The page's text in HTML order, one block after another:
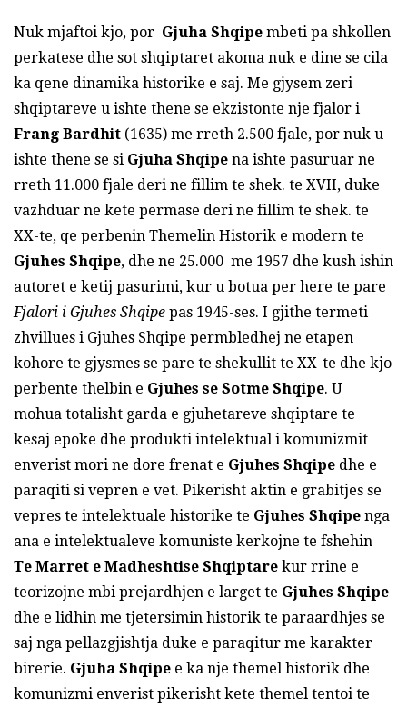
Nuk mjaftoi kjo, por Gjuha Shqipe mbeti pa shkollen
perkatese dhe sot shqiptaret akoma nuk e dine se cila
ka qene dinamika historike e saj. Me gjysem zeri
shqiptareve u ishte thene se ekzistonte nje fjalor i
Frang Bardhit (1635) me rreth 2.500 fjale, por nuk u
ishte thene se si Gjuha Shqipe na ishte pasuruar ne
rreth 11.000 fjale deri ne fillim te shek. te XVII, duke
vazhduar ne kete permase deri ne fillim te shek. te
XX-te, qe perbenin Themelin Historik e modern te
Gjuhes Shqipe, dhe ne 25.000 me 1957 dhe kush ishin
autoret e ketij pasurimi, kur u botua per here te pare
Fjalori i Gjuhes Shqipe pas 1945-ses. I gjithe termeti
zhvillues i Gjuhes Shqipe permbledhej ne etapen
kohore te gjysmes se pare te shekullit te XX-te dhe kjo
perbente thelbin e Gjuhes se Sotme Shqipe. U
mohua totalisht garda e gjuhetareve shqiptare te
kesaj epoke dhe produkti intelektual i komunizmit
enverist mori ne dore frenat e Gjuhes Shqipe dhe e
paraqiti si vepren e vet. Pikerisht aktin e grabitjes se
vepres te intelektuale historike te Gjuhes Shqipe nga
ana e intelektualeve komuniste kerkojne te fshehin
Te Marret e Madheshtise Shqiptare kur rrine e
teorizojne mbi prejardhjen e larget te Gjuhes Shqipe
dhe e lidhin me tjetersimin historik te paraardhjes se
saj nga pellazgjishtja duke e paraqitur me karakter
birerie. Gjuha Shqipe e ka nje themel historik dhe
komunizmi enverist pikerisht kete themel tentoi te